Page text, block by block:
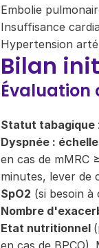
Embolie
Insuffisance
Hypertension
Bilan
Évaluation
Statut tabagique
Dyspnée : échelle
en cas de mMRC
minutes, lever de
SpO2 (si besoin à
Nombre
Etat nutritionnel
en cas de BPCO).